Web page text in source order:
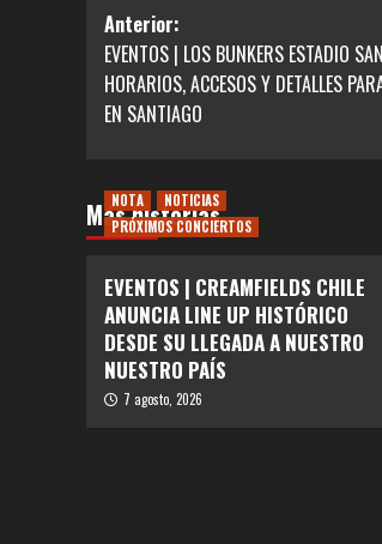
Navegación
de
entradas
Anterior:
EVENTOS | LOS BUNKERS ESTADIO
HORARIOS, ACCESOS Y DETALLES
EN SANTIAGO
Más historias
NOTA
NOTICIAS
PRÓXIMOS CONCIERTOS
EVENTOS | CREAMFIELDS CHILE
ANUNCIA LINE UP HISTÓRICO
DESDE SU LLEGADA A NUESTRO
NUESTRO PAÍS
7 agosto, 2026